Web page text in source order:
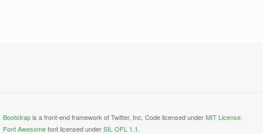
Bootstrapis a front-end framework of Twitter, Inc. Code licensed underMIT License.
Font Awesomefont licensed underSIL OFL 1.1